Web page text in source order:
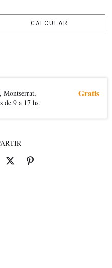
CALCULAR
Montserrat,
de 9 a 17 hs.
Gratis